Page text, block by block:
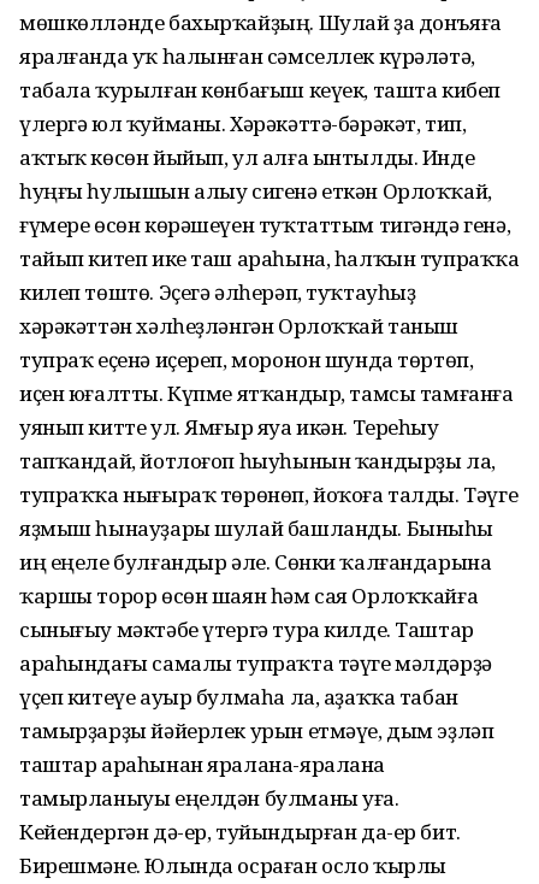
мөшкөлләнде бахырҡайҙың. Шулай ҙа донъяға
яралғанда уҡ һалынған сәмселлек күрәләтә,
табала ҡурылған көнбағыш кеүек, ташта кибеп
үлергә юл ҡуйманы. Хәрәкәттә-бәрәкәт, тип,
аҡтыҡ көсөн йыйып, ул алға ынтылды. Инде
һуңғы һулышын алыу сигенә еткән Орлоҡҡай,
ғүмере өсөн көрәшеүен туҡтаттым тигәндә генә,
тайып китеп ике таш араһына, һалҡын тупраҡҡа
килеп төштө. Эҫегә әлһерәп, туҡтауһыҙ
хәрәкәттән хәлһеҙләнгән Орлоҡҡай таныш
тупраҡ еҫенә иҫереп, моронон шунда төртөп,
иҫен юғалтты. Күпме ятҡандыр, тамсы тамғанға
уянып китте ул. Ямғыр яуа икән. Тереһыу
тапҡандай, йотлоғоп һыуһынын ҡандырҙы ла,
тупраҡҡа нығыраҡ төрөнөп, йоҡоға талды. Тәүге
яҙмыш һынауҙары шулай башланды. Быныһы
иң еңеле булғандыр әле. Сөнки ҡалғандарына
ҡаршы торор өсөн шаян һәм сая Орлоҡҡайға
сынығыу мәктәбе үтергә тура килде. Таштар
араһындағы самалы тупраҡта тәүге мәлдәрҙә
үҫеп китеүе ауыр булмаһа ла, аҙаҡҡа табан
тамырҙарҙы йәйерлек урын етмәүе, дым эҙләп
таштар араһынан яралана-яралана
тамырланыуы еңелдән булманы уға.
Кейендергән дә-ер, туйындырған да-ер бит.
Бирешмәне. Юлында осраған осло ҡырлы